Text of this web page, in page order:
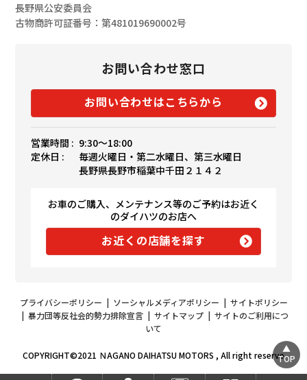
長野県公安委員会
古物商許可証番号：第481019690002号
お問い合わせ窓口
お問い合わせはこちらから
営業時間 : 9:30〜18:00
定休日 :
毎週火曜日・第二水曜日、第三水曜日
長野県長野市稲葉中千田２１４２
お車のご購入、メンテナンス等のご予約はお近く
のダイハツのお店へ
お近くの店舗を探す
プライバシーポリシー | ソーシャルメディアポリシー | サイトポリシー
| 暴力団等反社会的勢力排除宣言| サイトマップ| サイトのご利用につ
いて
COPYRIGHT©2021 ＮAGANO DAIHATSU MOTORS , All right reserveTOP